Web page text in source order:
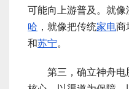
可能向上游普及。就像
哈 ，就像把传统家电商
和苏宁。
第三，确立神舟电